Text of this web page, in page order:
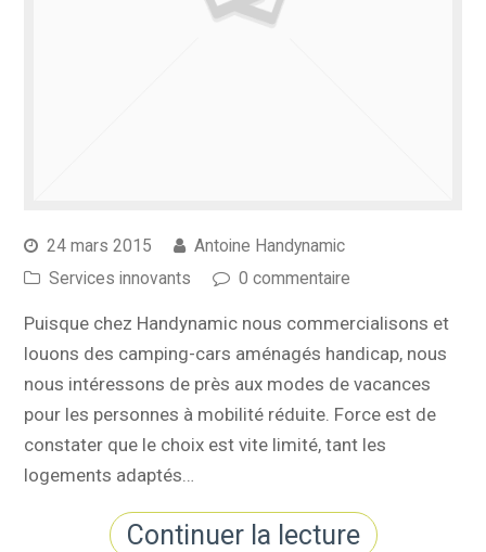
24 mars 2015
Antoine Handynamic
Services innovants
0 commentaire
Puisque chez Handynamic nous commercialisons et
louons des camping-cars aménagés handicap, nous
nous intéressons de près aux modes de vacances
pour les personnes à mobilité réduite. Force est de
constater que le choix est vite limité, tant les
logements adaptés…
Continuer la lecture